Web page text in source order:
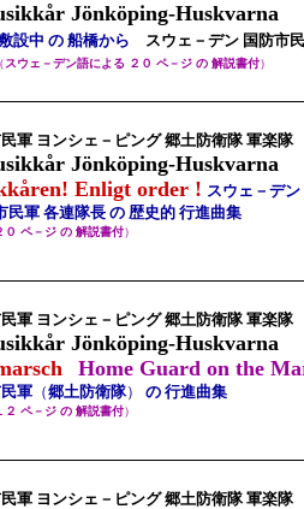
Jönköping-Huskvarna
設中 の 船橋から スウェ－デン 国防市
（スウェ－デン語による ２０ ペ－ジ の 解説書付）
軍 ヨンシェ－ピング 郷土防衛隊 軍楽隊
Jönköping-Huskvarna
Enligt order ! スウェ－デン
民軍 各連隊長 の 歴史的 行進曲集
０ ペ－ジ の 解説書付）
軍 ヨンシェ－ピング 郷土防衛隊 軍楽隊
Jönköping-Huskvarna
Home Guard on the
軍 （郷土防衛隊） の 行進曲集
２ ペ－ジ の 解説書付）
軍 ヨンシェ－ピング 郷土防衛隊 軍楽隊